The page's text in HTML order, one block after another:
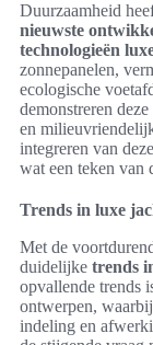
Duurzaamheid
nieuwste
technologieën
zonnepanelen,
ecologische
demonstreren
en
integreren van
wat een teken van
Trends in luxe
Met de
duidelijke trends
opvallende trends
ontwerpen,
indeling en